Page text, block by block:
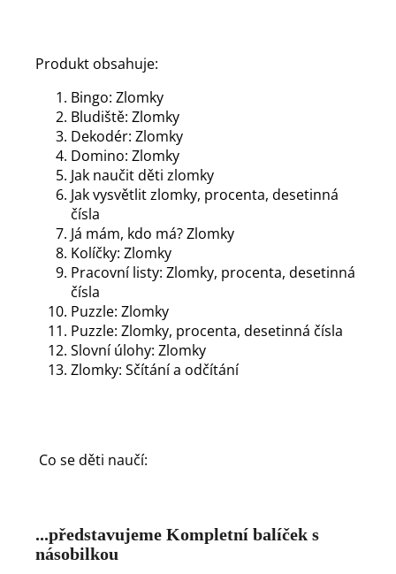
Produkt obsahuje:
Bingo: Zlomky
Bludiště: Zlomky
Dekodér: Zlomky
Domino: Zlomky
Jak naučit děti zlomky
Jak vysvětlit zlomky, procenta, desetinná
čísla
Já mám, kdo má? Zlomky
Kolíčky: Zlomky
Pracovní listy: Zlomky, procenta, desetinná
čísla
Puzzle: Zlomky
Puzzle: Zlomky, procenta, desetinná čísla
Slovní úlohy: Zlomky
Zlomky: Sčítání a odčítání
Co se děti naučí:
...představujeme Kompletní balíček s
násobilkou